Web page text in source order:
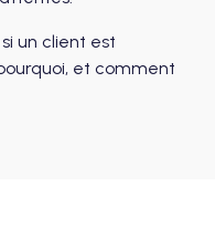
un client est
et comment